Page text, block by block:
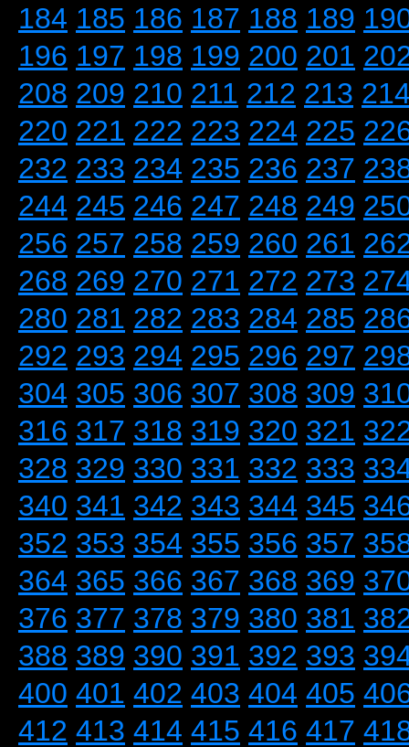
184 185 186 187 188 189
196 197 198 199 200 201
208 209 210 211 212 213
220 221 222 223 224 225
232 233 234 235 236 237
244 245 246 247 248 249
256 257 258 259 260 261
268 269 270 271 272 273
280 281 282 283 284 285
292 293 294 295 296 297
304 305 306 307 308 309
316 317 318 319 320 321
328 329 330 331 332 333
340 341 342 343 344 345
352 353 354 355 356 357
364 365 366 367 368 369
376 377 378 379 380 381
388 389 390 391 392 393
400 401 402 403 404 405
412 413 414 415 416 417